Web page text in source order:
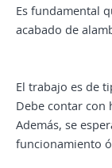
Es fundamental
acabado de
El trabajo es de
Debe contar con
Además, se
funcionamiento